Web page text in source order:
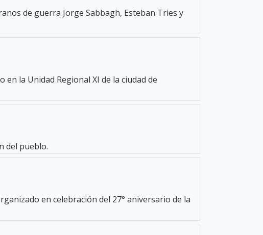
de guerra Jorge Sabbagh, Esteban Tries y
la Unidad Regional XI de la ciudad de
del pueblo.
en celebración del 27° aniversario de la